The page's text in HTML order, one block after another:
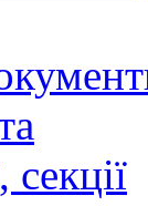
секції